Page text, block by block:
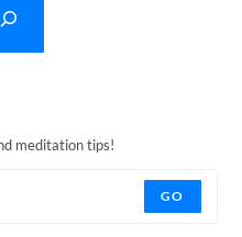
meditation tips!
GO